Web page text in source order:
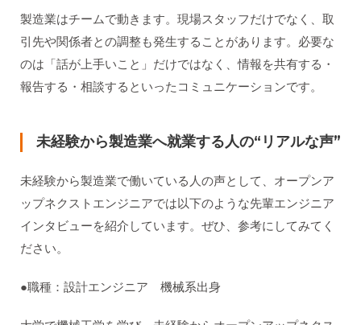
製造業はチームで動きます。現場スタッフだけでなく、取
引先や関係者との調整も発生することがあります。必要な
のは「話が上手いこと」だけではなく、情報を共有する・
報告する・相談するといったコミュニケーションです。
未経験から製造業へ就業する人の“リアルな声”
未経験から製造業で働いている人の声として、オープンア
ップネクストエンジニアでは以下のような先輩エンジニア
インタビューを紹介しています。ぜひ、参考にしてみてく
ださい。
●職種：設計エンジニア 機械系出身